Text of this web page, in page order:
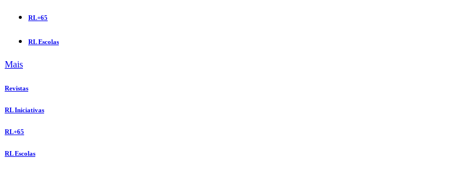
RL+65
RL Escolas
Mais
Revistas
RL Iniciativas
RL+65
RL Escolas